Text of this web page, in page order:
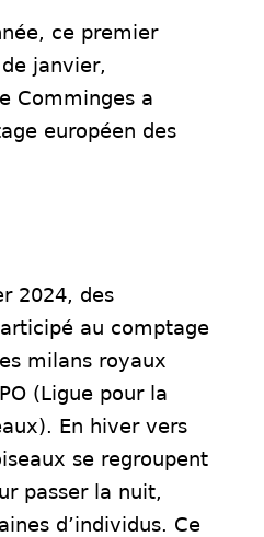
ce premier
janvier,
Comminges a
européen des
2024, des
au comptage
milans royaux
(Ligue pour la
En hiver vers
se regroupent
passer la nuit,
d’individus. Ce